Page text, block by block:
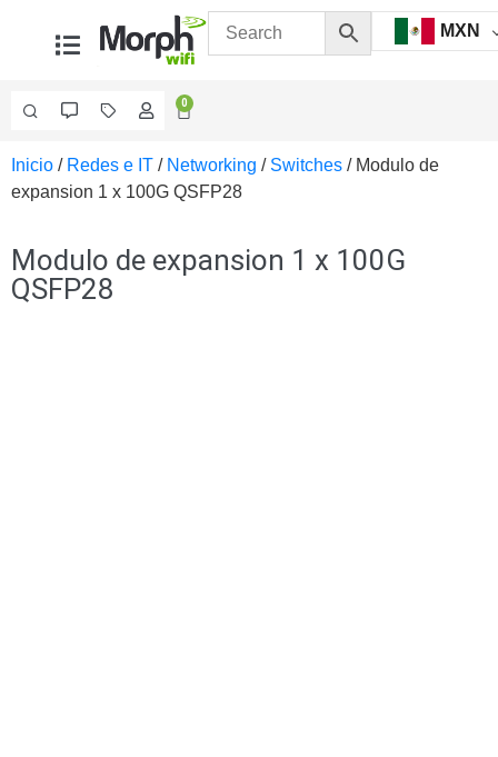
MXN
0
Videovigilancia
Accesorios
Accesorios
Ethernet y
FibraAccesorios
Inicio / Redes e IT / Networking / Switches / Modulo de
expansion 1 x 100G QSFP28
Modulo de expansion 1 x 100G
QSFP28